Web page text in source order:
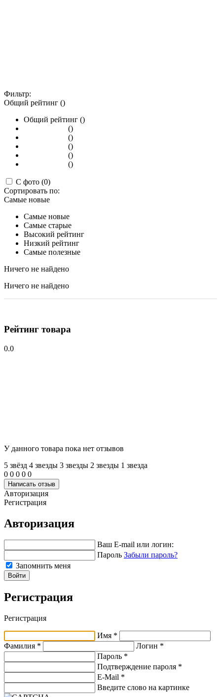
Фильтр:
Общий рейтинг ()
Общий рейтинг ()
()
()
()
()
()
С фото (0)
Сортировать по:
Самые новые
Самые новые
Самые старые
Высокий рейтинг
Низкий рейтинг
Самые полезные
Ничего не найдено
Ничего не найдено
Рейтинг товара
0.0
У данного товара пока нет отзывов
5 звёзд 4 звeзды 3 звeзды 2 звeзды 1 звeзда
0 0 0 0 0
Написать отзыв
Авторизация
Регистрация
Авторизация
Ваш E-mail или логин:
Пароль Забыли пароль?
Запомнить меня
Войти
Регистрация
Регистрация
Имя *
Фамилия *
Логин *
Пароль *
Подтверждение пароля *
E-Mail *
Введите слово на картинке